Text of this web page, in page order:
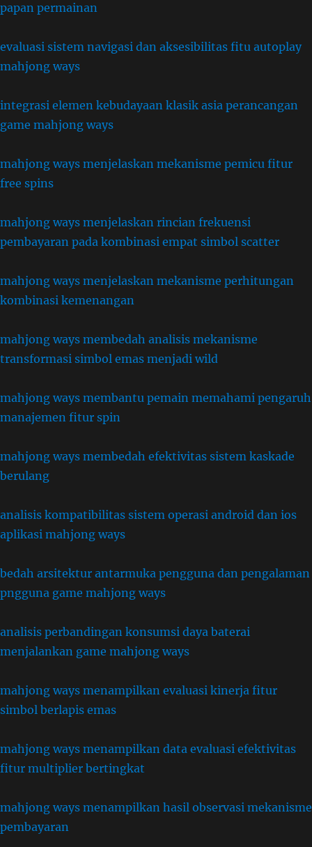
papan permainan
evaluasi sistem navigasi dan aksesibilitas fitu autoplay
mahjong ways
integrasi elemen kebudayaan klasik asia perancangan
game mahjong ways
mahjong ways menjelaskan mekanisme pemicu fitur
free spins
mahjong ways menjelaskan rincian frekuensi
pembayaran pada kombinasi empat simbol scatter
mahjong ways menjelaskan mekanisme perhitungan
kombinasi kemenangan
mahjong ways membedah analisis mekanisme
transformasi simbol emas menjadi wild
mahjong ways membantu pemain memahami pengaruh
manajemen fitur spin
mahjong ways membedah efektivitas sistem kaskade
berulang
analisis kompatibilitas sistem operasi android dan ios
aplikasi mahjong ways
bedah arsitektur antarmuka pengguna dan pengalaman
pngguna game mahjong ways
analisis perbandingan konsumsi daya baterai
menjalankan game mahjong ways
mahjong ways menampilkan evaluasi kinerja fitur
simbol berlapis emas
mahjong ways menampilkan data evaluasi efektivitas
fitur multiplier bertingkat
mahjong ways menampilkan hasil observasi mekanisme
pembayaran